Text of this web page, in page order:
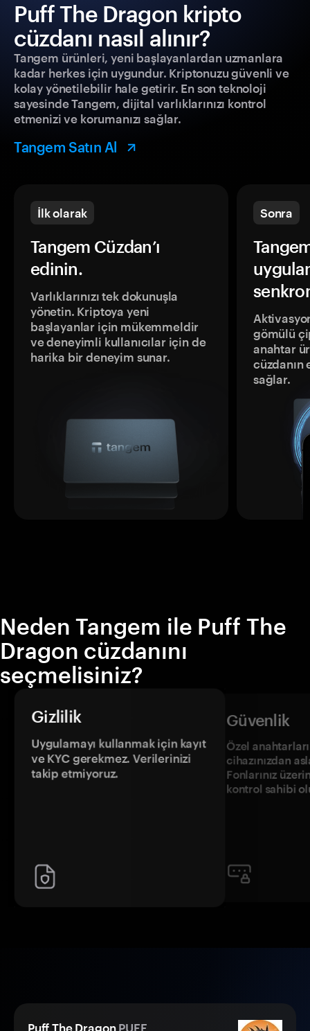
Puff The Dragon kripto
cüzdanı nasıl alınır?
Tangem ürünleri, yeni başlayanlardan uzmanlara
kadar herkes için uygundur. Kriptonuzu güvenli ve
kolay yönetilebilir hale getirir. En son teknoloji
sayesinde Tangem, dijital varlıklarınızı kontrol
etmenizi ve korumanızı sağlar.
Tangem Satın Al
İlk olarak
Tangem Cüzdan’ı
edinin.
Varlıklarınızı tek dokunuşla
yönetin. Kriptoya yeni
başlayanlar için mükemmeldir
ve deneyimli kullanıcılar için de
harika bir deneyim sunar.
Sonra
gömülü
anahtar
sağlar.
Neden Tangem ile Puff The
Dragon cüzdanını
seçmelisiniz?
Gizlilik
Uygulamayı kullanmak için kayıt
ve KYC gerekmez. Verilerinizi
takip etmiyoruz.
Güvenlik
Özel
cihazınızdan
Fonlarınız
kontrol sahibi
Puff The Dragon PUFF